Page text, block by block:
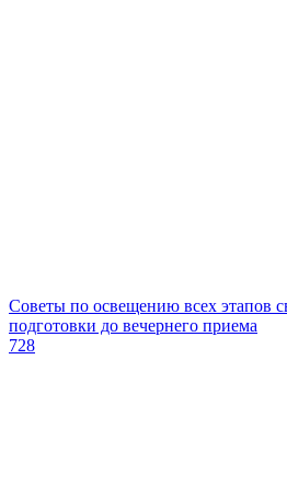
Советы по освещению всех этапов
подготовки до вечернего приема
728